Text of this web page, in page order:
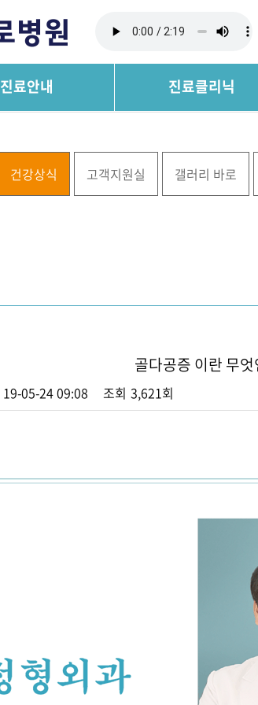
진료안내 진료클리닉
건강상식 고객지원실 갤러리 바로
골다공증 이란 무
19-05-24 09:08 조회 3,621회